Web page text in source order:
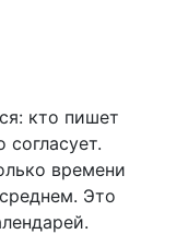
кто пишет
согласует.
времени
Это